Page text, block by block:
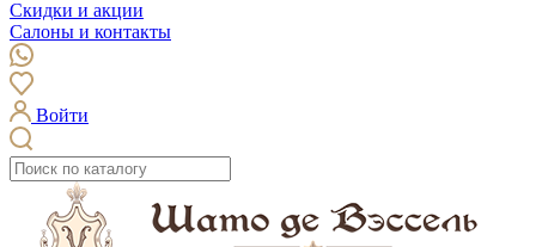
Скидки и акции
Салоны и контакты
Войти